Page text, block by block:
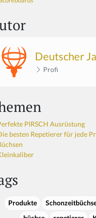
Deutscher
Profi
PIRSCH Ausrüstung
besten Repetierer für jede
Produkte